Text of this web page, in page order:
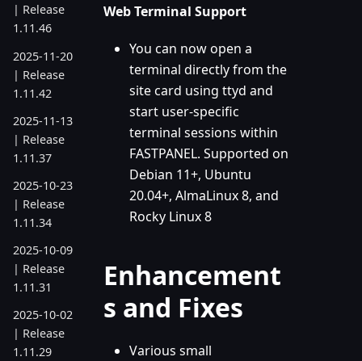
| Release
1.11.46
2025-11-20
| Release
1.11.42
2025-11-13
| Release
1.11.37
2025-10-23
| Release
1.11.34
2025-10-09
| Release
1.11.31
2025-10-02
| Release
1.11.29
Web Terminal Support
You can now open a
terminal directly from the
site card using ttyd and
start user-specific
terminal sessions within
FASTPANEL. Supported on
Debian 11+, Ubuntu
20.04+, AlmaLinux 8, and
Rocky Linux 8
Enhancement
s and Fixes
Various small